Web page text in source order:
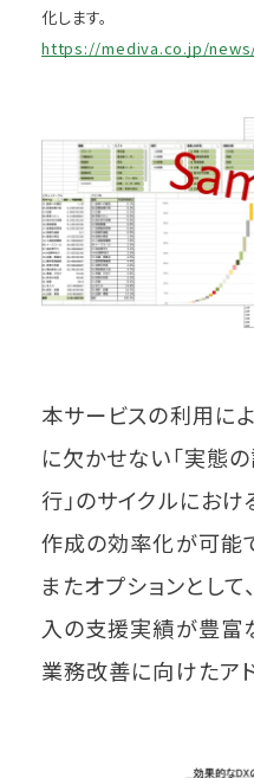
化します。
https://mediva.co.jp/
本サービスの利用に
に欠かせない「実態
行」のサイクルにお
作成の効率化が可能
またオプションとし
入の支援実績が豊富
業務改善に向けたア